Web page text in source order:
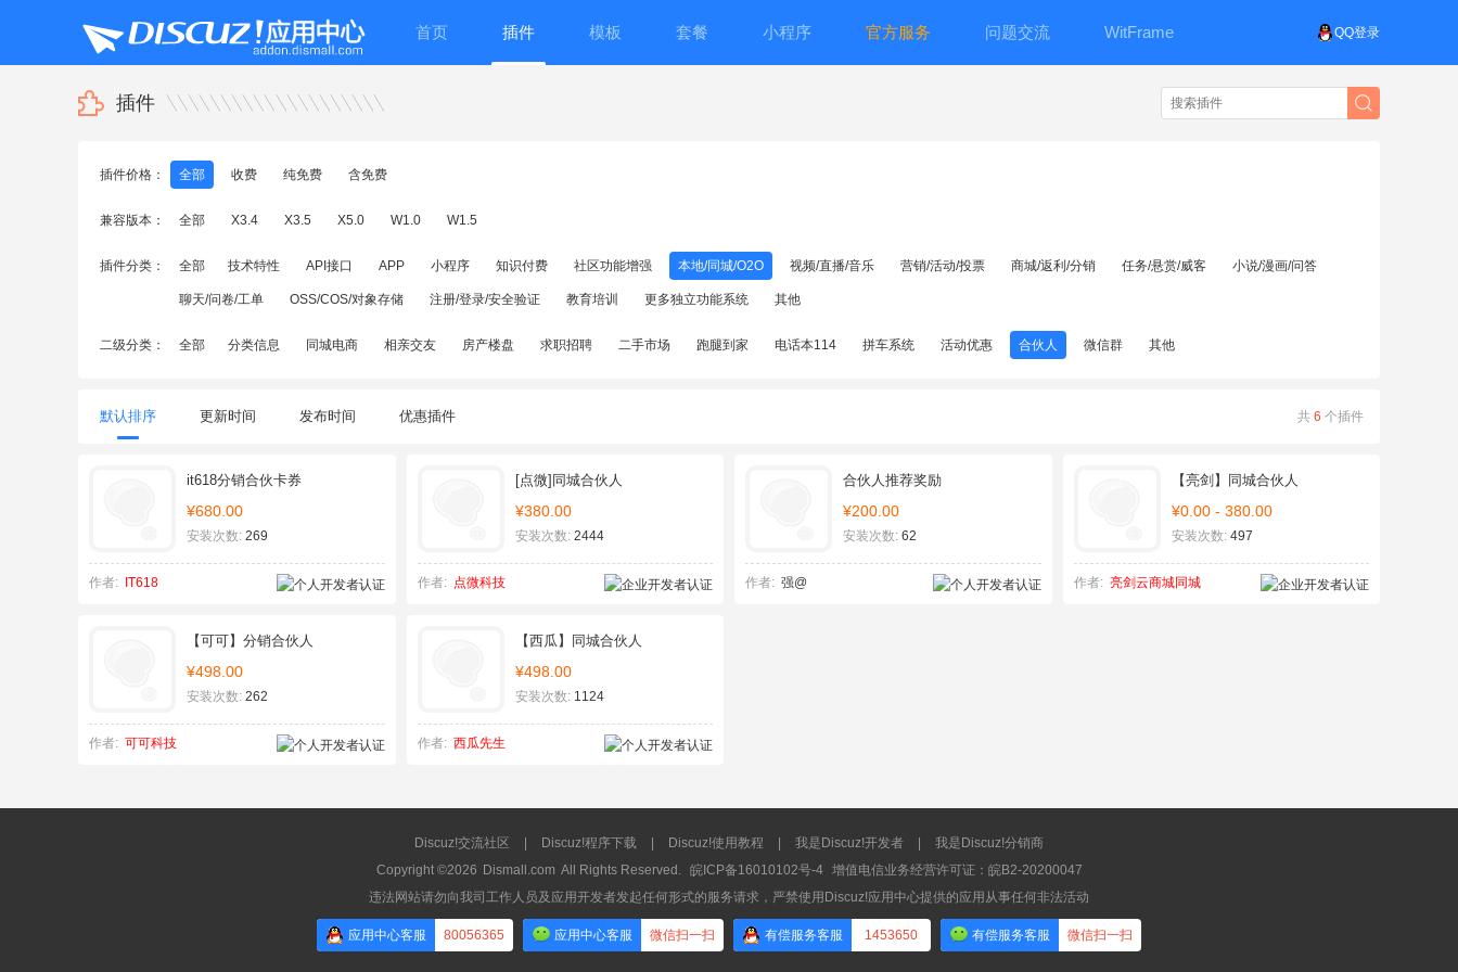
QQ登录
首页 插件 模板 套餐 小程序 官方服务 问题交流 WitFrame
插件
插件价格： 全部 收费 纯免费 含免费
兼容版本： 全部 X3.4 X3.5 X5.0 W1.0 W1.5
插件分类： 全部 技术特性 API接口 APP 小程序 知识付费 社区功能增强 本地/同城/O2O 视频/直播/音乐 营销/活动/投票 商城/返利/分销 任务/悬赏/威客 小说/漫画/问答
聊天/问卷/工单 OSS/COS/对象存储 注册/登录/安全验证 教育培训 更多独立功能系统 其他
二级分类： 全部 分类信息 同城电商 相亲交友 房产楼盘 求职招聘 二手市场 跑腿到家 电话本114 拼车系统 活动优惠 合伙人 微信群 其他
共 6 个插件
默认排序 更新时间 发布时间 优惠插件
it618分销合伙卡券
¥680.00
安装次数: 269
作者: IT618
[点微]同城合伙人
¥380.00
安装次数:2444
作者: 点微科技
合伙人推荐奖励
¥200.00
安装次数: 62
作者: 强@
【亮剑】同城合伙人
¥0.00 - 380.00
安装次数:497
作者: 亮剑云商城同城
【可可】分销合伙人
¥498.00
安装次数: 262
作者: 可可科技
【西瓜】同城合伙人
¥498.00
安装次数:1124
作者: 西瓜先生
Discuz!交流社区 Discuz!程序下载 Discuz!使用教程 我是Discuz!开发者
我是Discuz!分销商
Copyright ©2026 Dismall.com All Rights Reserved. 皖ICP备16010102号-4
增值电信业务经营许可证：皖B2-20200047
违法网站请勿向我司工作人员及应用开发者发起任何形式的服务请求，严禁使用Discuz!应用中心提供的应用从事任何非法活动
应用中心客服 80056365 应用中心客服 微信扫一扫 有偿服务客服 1453650 有偿服务客服 微信扫一扫